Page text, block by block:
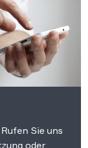
Sie uns
oder